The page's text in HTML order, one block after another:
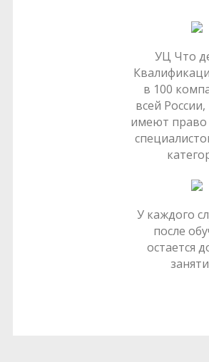
УЦ Что
в 100
всей
имеют право
У каждого
после
остается